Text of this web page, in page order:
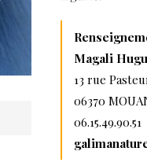
Magali
13 rue
06370
06.15.49.90.51